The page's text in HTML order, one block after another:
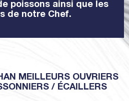
poissons ainsi que les
de notre Chef.
MEILLEURS OUVRIERS
/ ÉCAILLERS